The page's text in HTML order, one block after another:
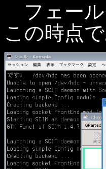
フェール
この時点